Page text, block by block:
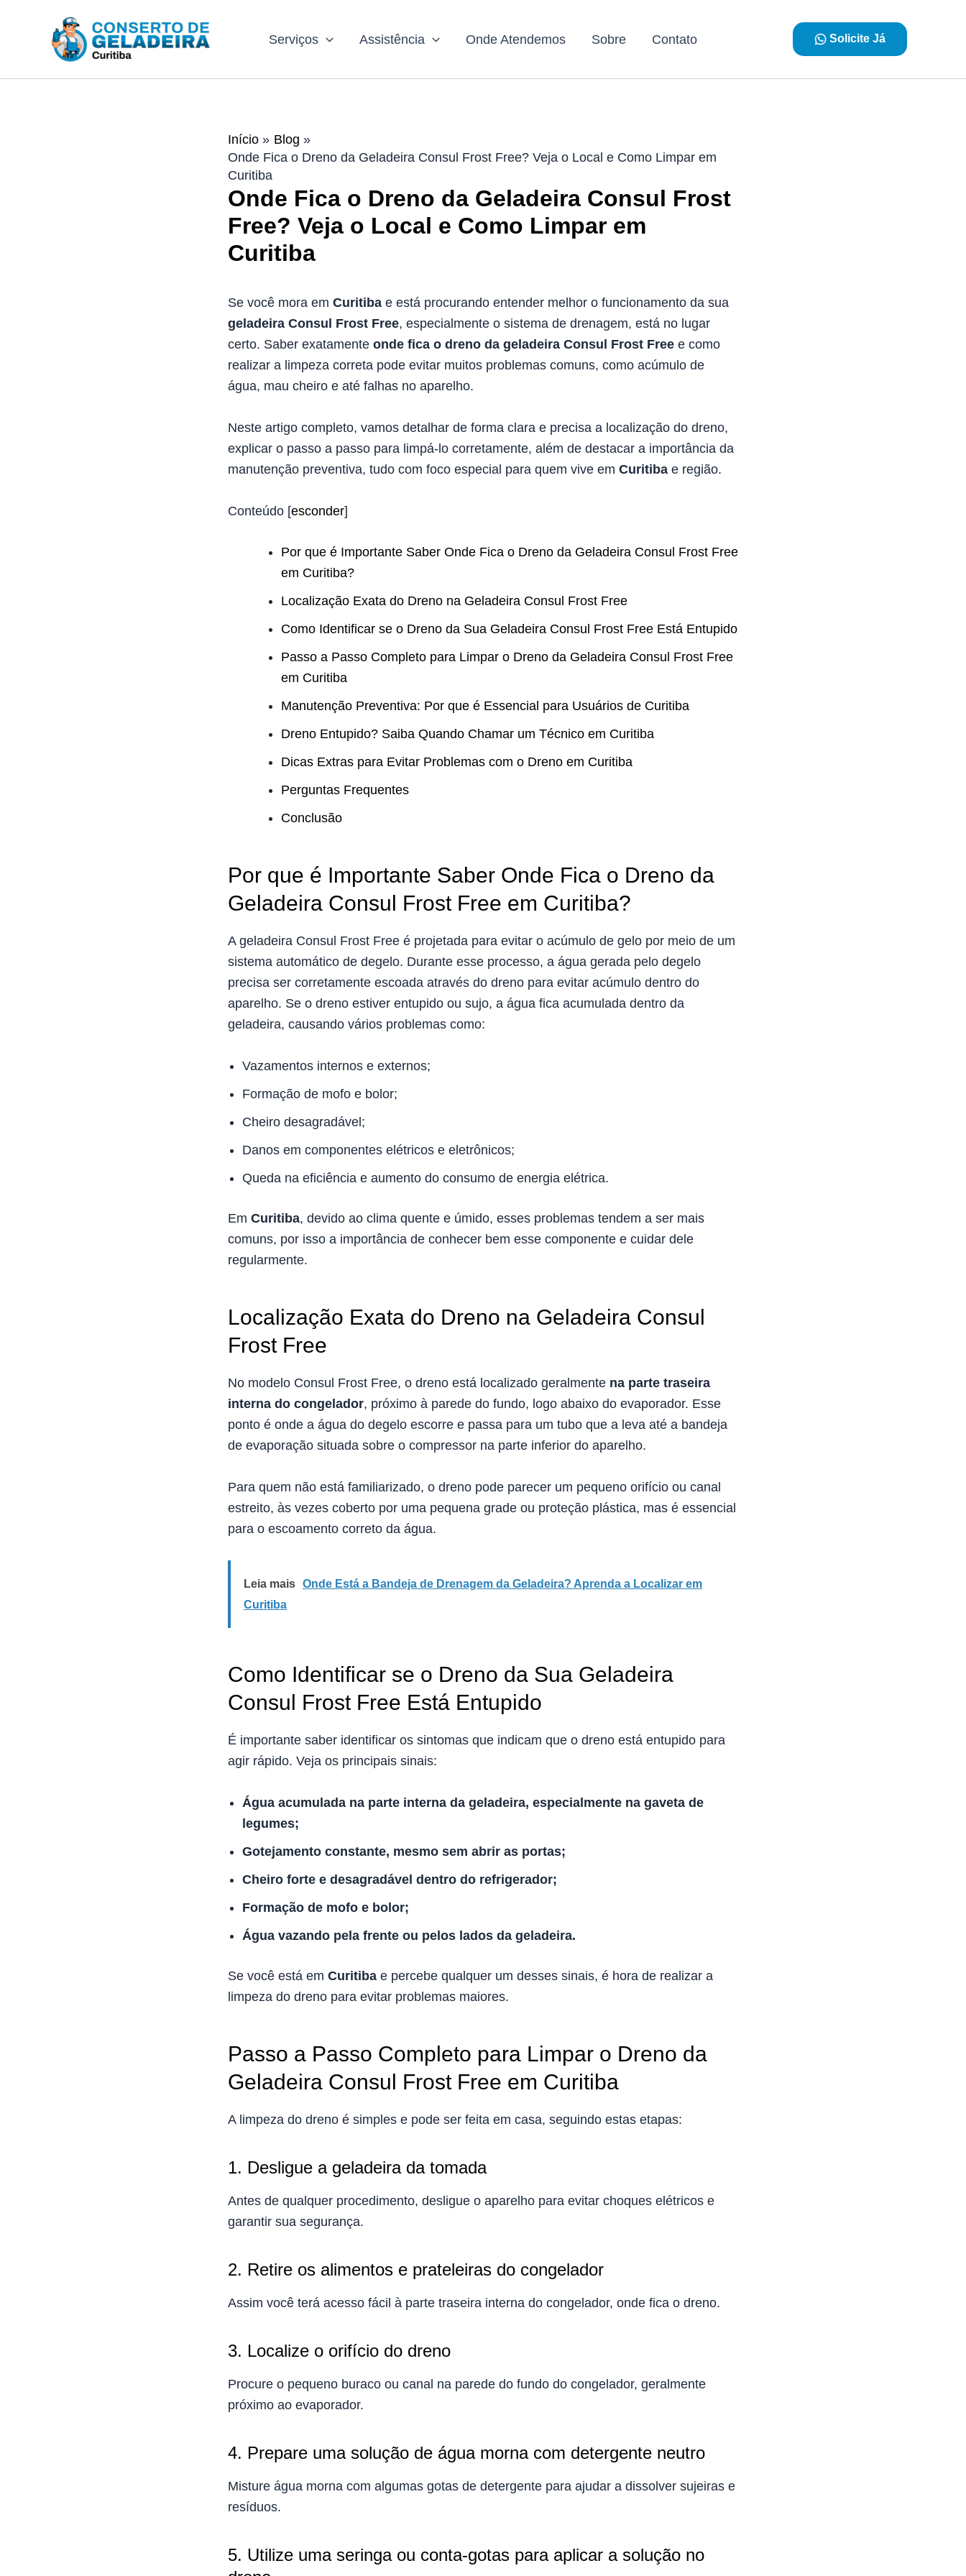
Serviços Assistência Onde Atendemos Sobre Contato Solicite Já
Início
Blog
Onde Fica o Dreno da Geladeira Consul Frost Free? Veja o Local e Como Limpar em
Curitiba
Onde Fica o Dreno da Geladeira Consul Frost
Free? Veja o Local e Como Limpar em
Curitiba
Se você mora em Curitiba e está procurando entender melhor o funcionamento da sua
geladeira Consul Frost Free, especialmente o sistema de drenagem, está no lugar
certo. Saber exatamente onde fica o dreno da geladeira Consul Frost Free e como
realizar a limpeza correta pode evitar muitos problemas comuns, como acúmulo de
água, mau cheiro e até falhas no aparelho.
Neste artigo completo, vamos detalhar de forma clara e precisa a localização do dreno,
explicar o passo a passo para limpá-lo corretamente, além de destacar a importância da
manutenção preventiva, tudo com foco especial para quem vive em Curitiba e região.
Conteúdo [esconder]
Por que é Importante Saber Onde Fica o Dreno da Geladeira Consul Frost Free
em Curitiba?
Localização Exata do Dreno na Geladeira Consul Frost Free
Como Identificar se o Dreno da Sua Geladeira Consul Frost Free Está Entupido
Passo a Passo Completo para Limpar o Dreno da Geladeira Consul Frost Free
em Curitiba
Manutenção Preventiva: Por que é Essencial para Usuários de Curitiba
Dreno Entupido? Saiba Quando Chamar um Técnico em Curitiba
Dicas Extras para Evitar Problemas com o Dreno em Curitiba
Perguntas Frequentes
Conclusão
Por que é Importante Saber Onde Fica o Dreno da
Geladeira Consul Frost Free em Curitiba?
A geladeira Consul Frost Free é projetada para evitar o acúmulo de gelo por meio de um
sistema automático de degelo. Durante esse processo, a água gerada pelo degelo
precisa ser corretamente escoada através do dreno para evitar acúmulo dentro do
aparelho. Se o dreno estiver entupido ou sujo, a água fica acumulada dentro da
geladeira, causando vários problemas como:
Vazamentos internos e externos;
Formação de mofo e bolor;
Cheiro desagradável;
Danos em componentes elétricos e eletrônicos;
Queda na eficiência e aumento do consumo de energia elétrica.
Em Curitiba, devido ao clima quente e úmido, esses problemas tendem a ser mais
comuns, por isso a importância de conhecer bem esse componente e cuidar dele
regularmente.
Localização Exata do Dreno na Geladeira Consul
Frost Free
No modelo Consul Frost Free, o dreno está localizado geralmente na parte traseira
interna do congelador, próximo à parede do fundo, logo abaixo do evaporador. Esse
ponto é onde a água do degelo escorre e passa para um tubo que a leva até a bandeja
de evaporação situada sobre o compressor na parte inferior do aparelho.
Para quem não está familiarizado, o dreno pode parecer um pequeno orifício ou canal
estreito, às vezes coberto por uma pequena grade ou proteção plástica, mas é essencial
para o escoamento correto da água.
Leia mais Onde Está a Bandeja de Drenagem da Geladeira? Aprenda a Localizar em
Curitiba
Como Identificar se o Dreno da Sua Geladeira
Consul Frost Free Está Entupido
É importante saber identificar os sintomas que indicam que o dreno está entupido para
agir rápido. Veja os principais sinais:
Água acumulada na parte interna da geladeira, especialmente na gaveta de
legumes;
Gotejamento constante, mesmo sem abrir as portas;
Cheiro forte e desagradável dentro do refrigerador;
Formação de mofo e bolor;
Água vazando pela frente ou pelos lados da geladeira.
Se você está em Curitiba e percebe qualquer um desses sinais, é hora de realizar a
limpeza do dreno para evitar problemas maiores.
Passo a Passo Completo para Limpar o Dreno da
Geladeira Consul Frost Free em Curitiba
A limpeza do dreno é simples e pode ser feita em casa, seguindo estas etapas:
1. Desligue a geladeira da tomada
Antes de qualquer procedimento, desligue o aparelho para evitar choques elétricos e
garantir sua segurança.
2. Retire os alimentos e prateleiras do congelador
Assim você terá acesso fácil à parte traseira interna do congelador, onde fica o dreno.
3. Localize o orifício do dreno
Procure o pequeno buraco ou canal na parede do fundo do congelador, geralmente
próximo ao evaporador.
4. Prepare uma solução de água morna com detergente neutro
Misture água morna com algumas gotas de detergente para ajudar a dissolver sujeiras e
resíduos.
5. Utilize uma seringa ou conta-gotas para aplicar a solução no